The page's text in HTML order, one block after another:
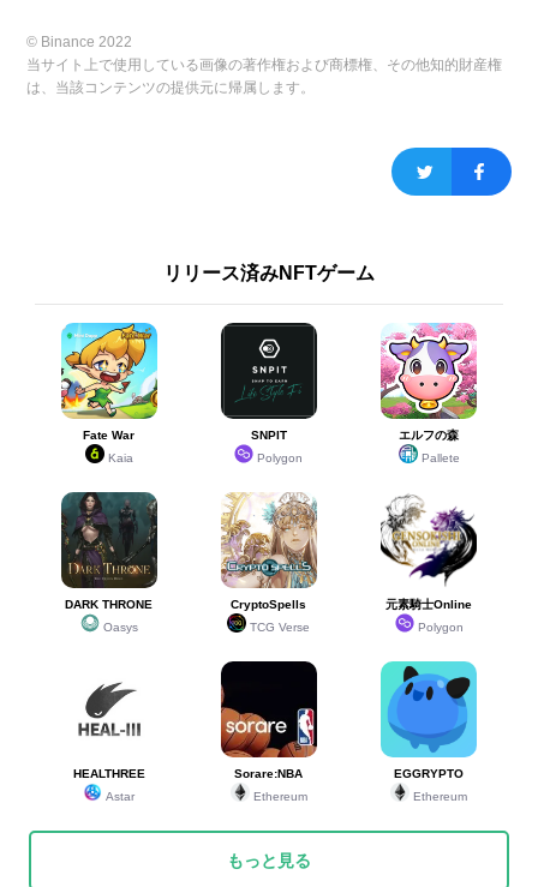
© Binance 2022
当サイト上で使用している画像の著作権および商標権、その他知的財産権
は、当該コンテンツの提供元に帰属します。
リリース済みNFTゲーム
Fate War
Kaia
SNPIT
Polygon
エルフの森
Pallete
DARK THRONE
Oasys
CryptoSpells
TCG Verse
元素騎士Online
Polygon
HEALTHREE
Astar
Sorare:NBA
Ethereum
EGGRYPTO
Ethereum
もっと見る